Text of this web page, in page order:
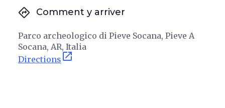
directions Comment y arriver
Parco archeologico di Pieve Socana, Pieve A
Socana, AR, Italia
Directions open_in_new